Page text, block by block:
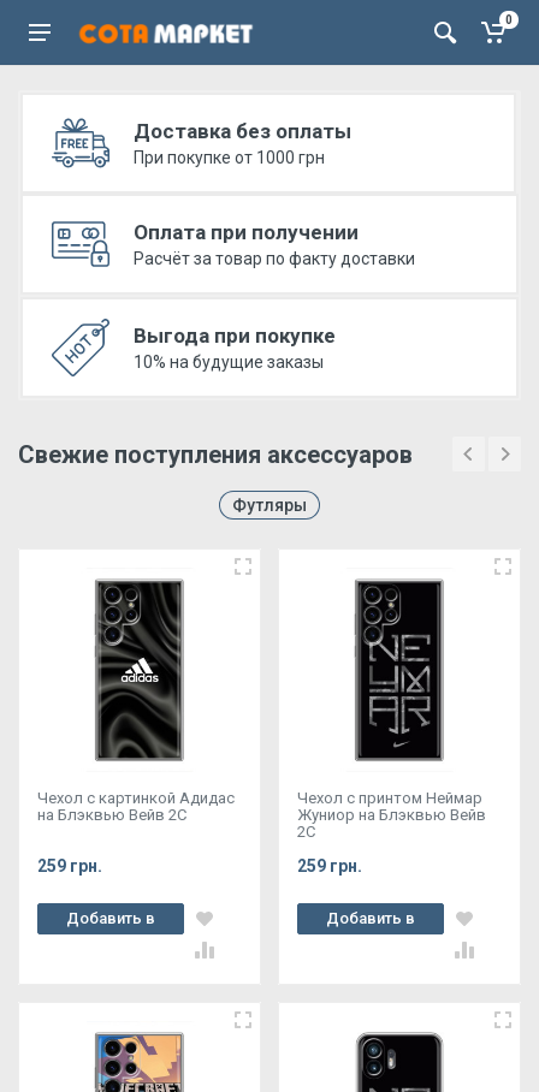
0
Доставка без оплаты
При покупке от 1000 грн
Оплата при получении
Расчёт за товар по факту доставки
Выгода при покупке
10% на будущие заказы
Свежие поступления аксессуаров
Футляры
Чехол с картинкой Адидас
на Блэквью Вейв 2С
259 грн.
Добавить в
корзину
Чехол с принтом Неймар
Жуниор на Блэквью Вейв
2С
259 грн.
Добавить в
корзину